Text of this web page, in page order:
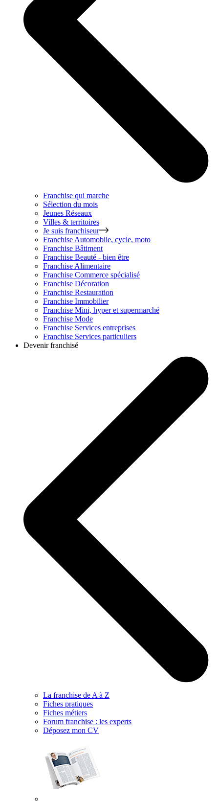
Franchise qui marche
Sélection du mois
Jeunes Réseaux
Villes & territoires
Je suis franchiseur
Franchise Automobile, cycle, moto
Franchise Bâtiment
Franchise Beauté - bien être
Franchise Alimentaire
Franchise Commerce spécialisé
Franchise Décoration
Franchise Restauration
Franchise Immobilier
Franchise Mini, hyper et supermarché
Franchise Mode
Franchise Services entreprises
Franchise Services particuliers
Devenir franchisé
La franchise de A à Z
Fiches pratiques
Fiches métiers
Forum franchise : les experts
Déposez mon CV